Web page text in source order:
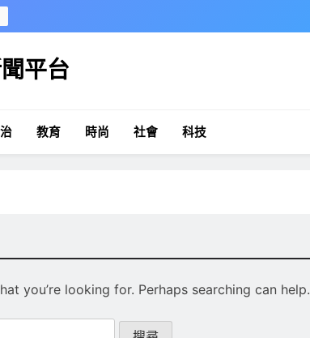
平台
教育 時尚 社會 科技
you’re looking for. Perhaps searching can help.